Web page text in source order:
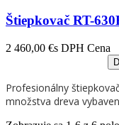
Štiepkovač RT-
2 460,00 €s DPH Cena
Profesionálny
množstva dreva